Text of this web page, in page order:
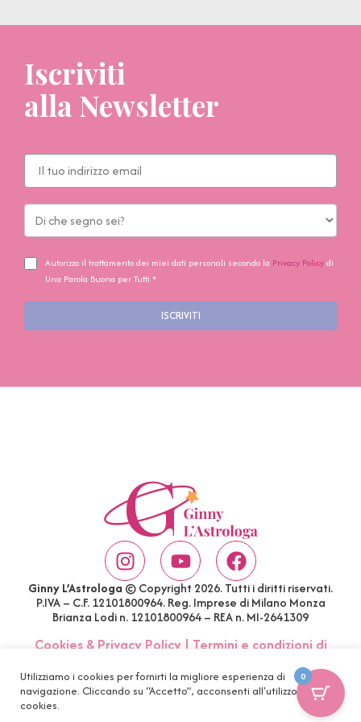
Iscriviti
alla Newsletter
Autorizzo il trattamento dei miei dati personali secondo la Privacy Policydi
Una Parola Buona per Tutti *
ISCRIVITI
Ginny L’Astrologa © Copyright 2026. Tutti i diritti riservati.
P.IVA – C.F. 12101800964. Reg. Imprese di Milano Monza
Brianza Lodi n. 12101800964 – REA n. MI-2641309
Cookies & Privacy Policy| Termini e condizioni di
Utilizziamo i cookies per fornirti la migliore esperienza di
navigazione. Cliccando su “Accetto”, acconsenti all'utilizzo di tutti i
cookies.
0